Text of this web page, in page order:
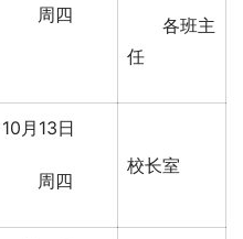
周四
各班主
任
10月13日
周四
校长室